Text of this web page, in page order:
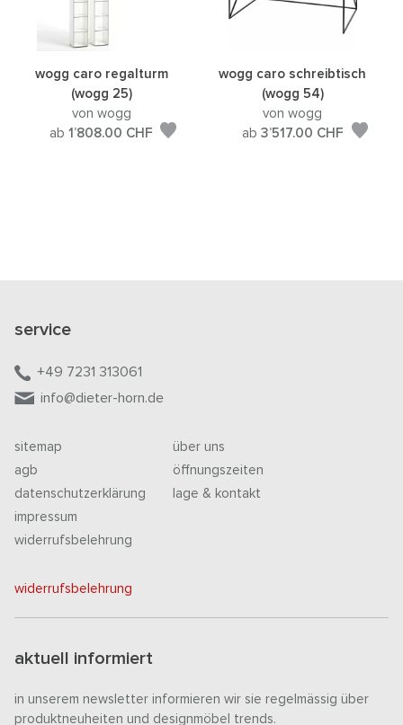
wogg caro regalturm
(wogg 25)
von wogg
ab 1’808.00 CHF
wogg caro schreibtisch
(wogg 54)
von wogg
ab 3’517.00 CHF
service
+49 7231 313061
info@dieter-horn.de
sitemap
agb
datenschutzerklärung
impressum
widerrufsbelehrung
über uns
öffnungszeiten
lage & kontakt
widerrufsbelehrung
aktuell informiert
in unserem newsletter informieren wir sie regelmässig über
produktneuheiten und designmöbel trends.